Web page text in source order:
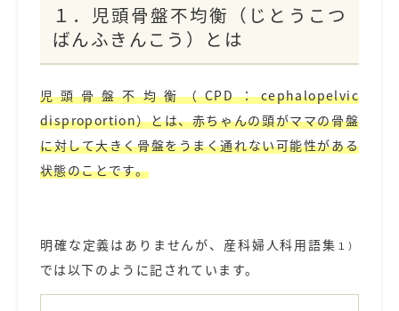
１．児頭骨盤不均衡（じとうこつ
ばんふきんこう）とは
児頭骨盤不均衡（CPD：cephalopelvic
disproportion）とは、赤ちゃんの頭がママの骨盤
に対して大きく骨盤をうまく通れない可能性がある
状態のことです。
明確な定義はありませんが、産科婦人科用語集 １）
では以下のように記されています。